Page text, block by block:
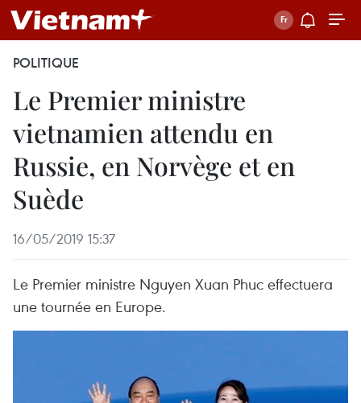
POLITIQUE
Le Premier ministre
vietnamien attendu en
Russie, en Norvège et en
Suède
16/05/2019 15:37
Le Premier ministre Nguyen Xuan Phuc effectuera
une tournée en Europe.